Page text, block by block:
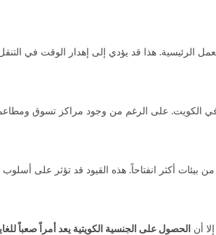
الرئيسية. هذا قد يؤدي إلى إهدار الوقت في التنقل
الكويت. على الرغم من وجود مراكز تسوق ومطاعم
بيئات أكثر انفتاحاً. هذه القيود قد تؤثر على
أن الحصول على الجنسية الكويتية يعد أمراً صعباً